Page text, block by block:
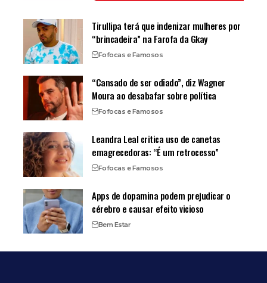
Tirullipa terá que indenizar mulheres por
“brincadeira” na Farofa da Gkay
Fofocas e Famosos
“Cansado de ser odiado”, diz Wagner
Moura ao desabafar sobre política
Fofocas e Famosos
Leandra Leal critica uso de canetas
emagrecedoras: “É um retrocesso”
Fofocas e Famosos
Apps de dopamina podem prejudicar o
cérebro e causar efeito vicioso
Bem Estar